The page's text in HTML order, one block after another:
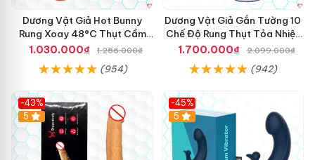
Dương Vật Giả Hot Bunny
Rung Xoay 48°C Thụt Cầm
Tay
1.030.000₫ 1.256.000₫
(954)
Dương Vật Giả Gắn Tường 10
Chế Độ Rung Thụt Tỏa Nhiệt
Cao Cấp
1.700.000₫ 2.099.000₫
(942)
-43%
5
-45%
Hot
5